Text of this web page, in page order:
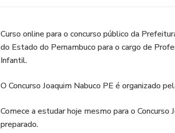
Curso online para o concurso público da
do Estado do Pernambuco para o cargo de
Infantil.
O Concurso Joaquim Nabuco PE é organizado
Comece a estudar hoje mesmo para o
preparado.